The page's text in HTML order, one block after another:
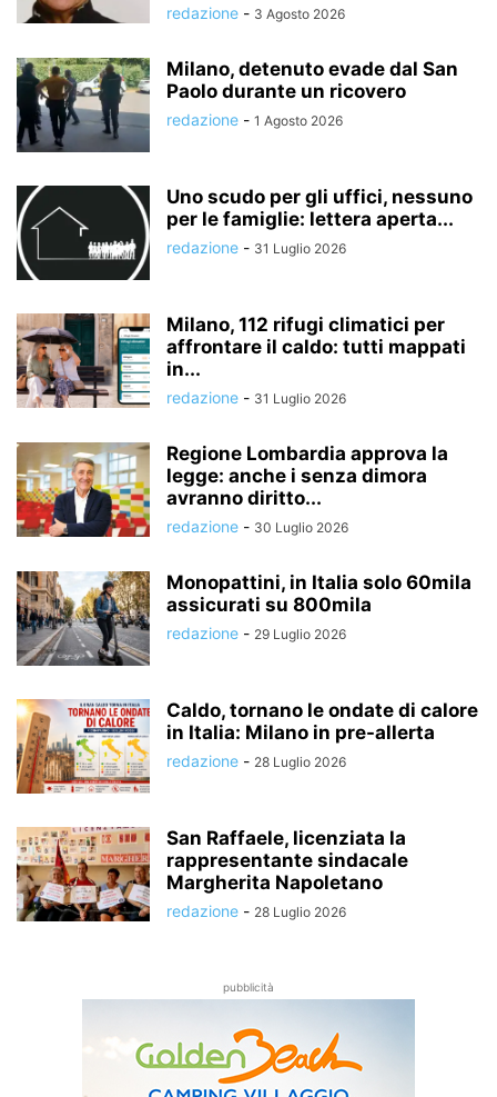
redazione - 3 Agosto 2026
Milano, detenuto evade dal San
Paolo durante un ricovero
redazione - 1 Agosto 2026
Uno scudo per gli uffici, nessuno
per le famiglie: lettera aperta...
redazione - 31 Luglio 2026
Milano, 112 rifugi climatici per
affrontare il caldo: tutti mappati
in...
redazione - 31 Luglio 2026
Regione Lombardia approva la
legge: anche i senza dimora
avranno diritto...
redazione - 30 Luglio 2026
Monopattini, in Italia solo 60mila
assicurati su 800mila
redazione - 29 Luglio 2026
Caldo, tornano le ondate di calore
in Italia: Milano in pre-allerta
redazione - 28 Luglio 2026
San Raffaele, licenziata la
rappresentante sindacale
Margherita Napoletano
redazione - 28 Luglio 2026
pubblicità